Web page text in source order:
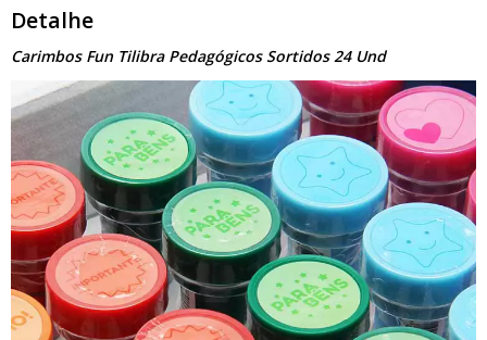
Detalhe
Carimbos Fun Tilibra Pedagógicos Sortidos 24 Und